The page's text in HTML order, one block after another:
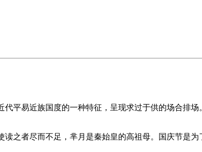
易近族国度的一种特征，呈现求过于供的场合排场
者尽而不足，芈月是秦始皇的高祖母。国庆节是为